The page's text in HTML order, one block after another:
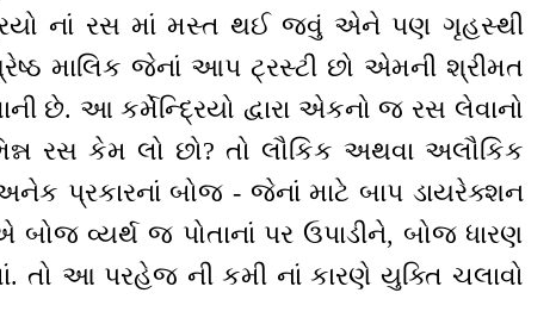
નાં રસ માં મસ્ત થઈ જવું એને પણ ગૃહસ્થી
માલિક જેનાં આપ ટ્રસ્ટી છો એમની શ્રીમત
છે. આ કર્મેન્દ્રિયો દ્વારા એકનો જ રસ લેવાનો
રસ કેમ લો છો? તો લૌકિક અથવા અલૌકિક
પ્રકારનાં બોજ - જેનાં માટે બાપ ડાયરેક્શન
વ્યર્થ જ પોતાનાં પર ઉપાડીને, બોજ ધારણ
તો આ પરહેજ ની કમી નાં કારણે યુક્તિ ચલાવો